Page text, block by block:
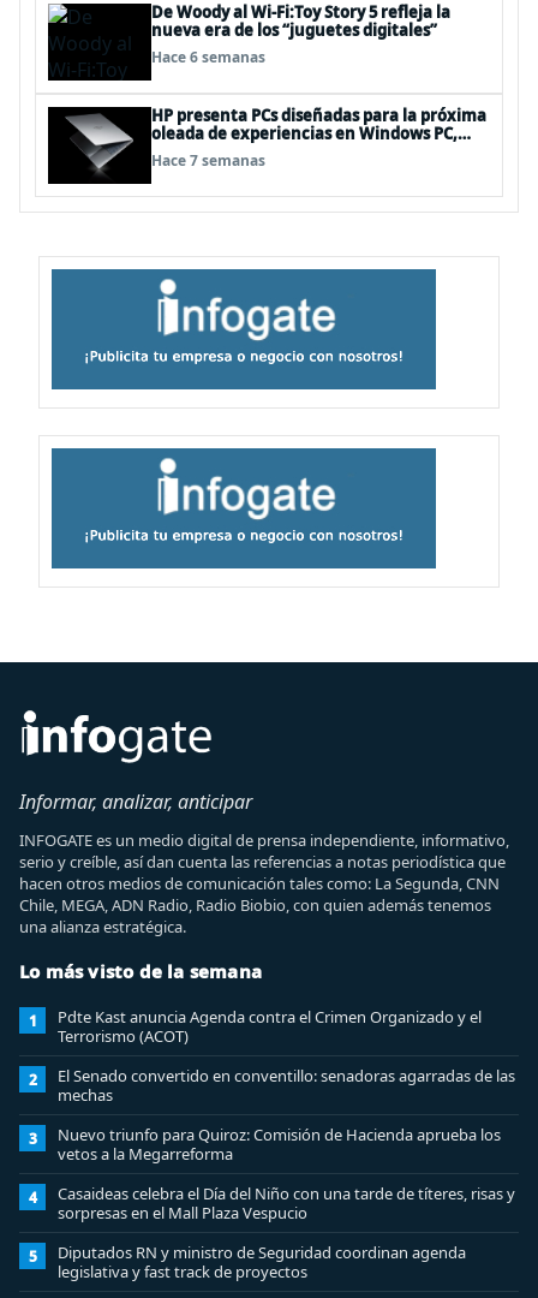
De Woody al Wi-Fi:Toy Story 5 refleja la
nueva era de los “juguetes digitales”
Hace 6 semanas
HP presenta PCs diseñadas para la próxima
oleada de experiencias en Windows PC,
impulsadas por NVIDIA RTX Spark™
Hace 7 semanas
Informar, analizar, anticipar
INFOGATE es un medio digital de prensa independiente, informativo,
serio y creíble, así dan cuenta las referencias a notas periodística que
hacen otros medios de comunicación tales como: La Segunda, CNN
Chile, MEGA, ADN Radio, Radio Biobio, con quien además tenemos
una alianza estratégica.
Lo más visto de la semana
1
Pdte Kast anuncia Agenda contra el Crimen Organizado y el
Terrorismo (ACOT)
2
El Senado convertido en conventillo: senadoras agarradas de las
mechas
3
Nuevo triunfo para Quiroz: Comisión de Hacienda aprueba los
vetos a la Megarreforma
4
Casaideas celebra el Día del Niño con una tarde de títeres, risas y
sorpresas en el Mall Plaza Vespucio
5
Diputados RN y ministro de Seguridad coordinan agenda
legislativa y fast track de proyectos